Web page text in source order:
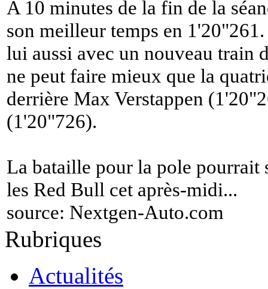
A 10 minutes de la fin de la
son meilleur temps en
lui aussi avec un nouveau train
ne peut faire mieux que la
derrière Max Verstappen
(1'20"726).
La bataille pour la pole pourrait
les Red Bull cet après-midi...
source: Nextgen-Auto.com
Rubriques
Actualités